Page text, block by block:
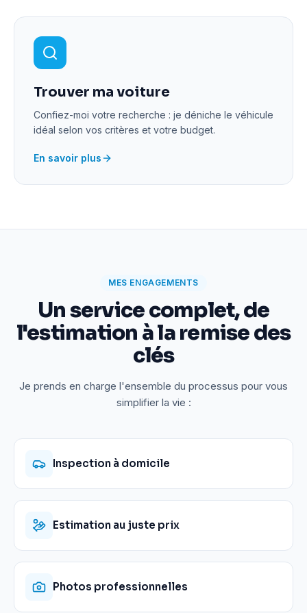
Trouver ma voiture
Confiez-moi votre recherche : je déniche le véhicule
idéal selon vos critères et votre budget.
En savoir plus
MES ENGAGEMENTS
Un service complet, de
l'estimation à la remise des
clés
Je prends en charge l'ensemble du processus pour vous
simplifier la vie :
Inspection à domicile
Estimation au juste prix
Photos professionnelles